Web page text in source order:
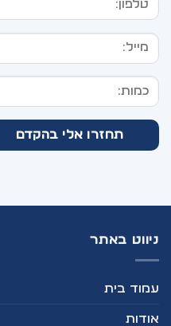
ניווט באתר
עמוד בית
אודות